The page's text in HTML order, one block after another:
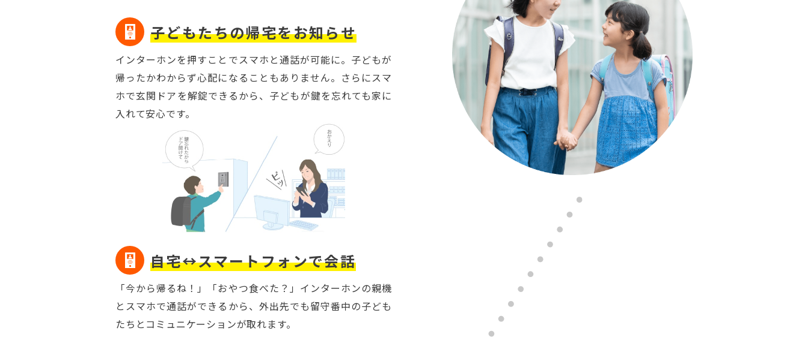
子どもたちの帰宅をお知らせ
インターホンを押すことでスマホと通話が可能に。子どもが
帰ったかわからず心配になることもありません。さらにスマ
ホで玄関ドアを解錠できるから、子どもが鍵を忘れても家に
入れて安心です。
自宅↔スマートフォンで会話
「今から帰るね！」「おやつ食べた？」インターホンの親機
とスマホで通話ができるから、外出先でも留守番中の子ども
たちとコミュニケーションが取れます。